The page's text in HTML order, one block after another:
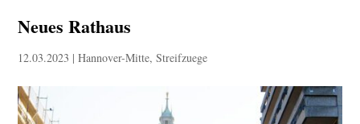
Neues Rathaus
12.03.2023 |Hannover-Mitte,Streifzuege